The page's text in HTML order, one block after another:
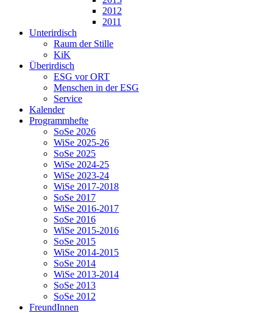
2012
2011
Unterirdisch
Raum der Stille
KiK
Überirdisch
ESG vor ORT
Menschen in der ESG
Service
Kalender
Programmhefte
SoSe 2026
WiSe 2025-26
SoSe 2025
WiSe 2024-25
WiSe 2023-24
WiSe 2017-2018
SoSe 2017
WiSe 2016-2017
SoSe 2016
WiSe 2015-2016
SoSe 2015
WiSe 2014-2015
SoSe 2014
WiSe 2013-2014
SoSe 2013
SoSe 2012
FreundInnen